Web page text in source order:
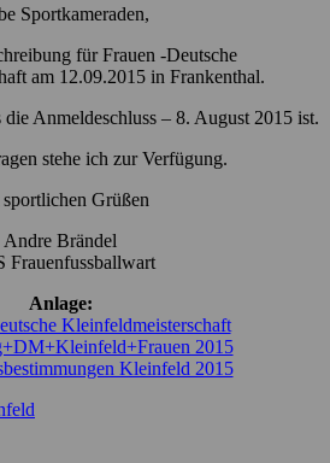
Sportkameraden,
für Frauen -Deutsche
am 12.09.2015 in Frankenthal.
die Anmeldeschluss – 8. August 2015 ist.
stehe ich zur Verfügung.
Grüßen
Andre Brändel
Frauenfussballwart
Anlage:
Kleinfeldmeisterschaft
2015
Kleinfeld 2015